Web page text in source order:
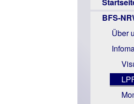
BFS-
Über